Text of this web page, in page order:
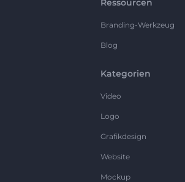
Ressourcen
Branding-Werkzeug
Blog
Kategorien
Video
Logo
Grafikdesign
Website
Mockup